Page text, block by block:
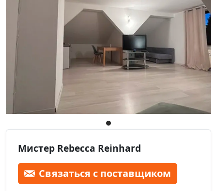
Мистер Rebecca Reinhard
Связаться с поставщиком